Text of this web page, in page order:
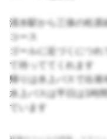
清水駅から三保の松
コース
ゴールに近づくにつ
て待っててくれます
帰りは水上バスで出発
水上バスは平日は1時
ています